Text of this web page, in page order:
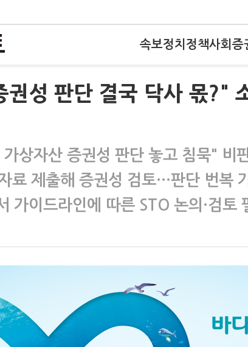
속보정치 정책사회 증
권성 판단 결국 닥사 몫?"
상자산 증권성 판단 놓고 침묵" 비
료 제출해 증권성 검토…판단 번복
가이드라인에 따른 STO 논의·검토